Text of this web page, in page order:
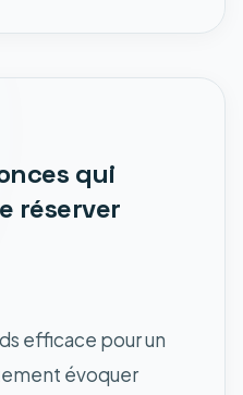
qui
réserver
efficace pour un
évoquer